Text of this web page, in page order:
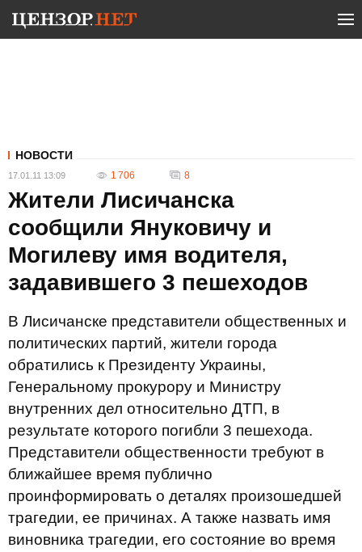
НОВОСТИ
17.01.11 13:09 1 706 8
Жители Лисичанска
сообщили Януковичу и
Могилеву имя водителя,
задавившего 3 пешеходов
В Лисичанске представители общественных и
политических партий, жители города
обратились к Президенту Украины,
Генеральному прокурору и Министру
внутренних дел относительно ДТП, в
результате которого погибли 3 пешехода.
Представители общественности требуют в
ближайшее время публично
проинформировать о деталях произошедшей
трагедии, ее причинах. А также назвать имя
виновника трагедии, его состояние во время